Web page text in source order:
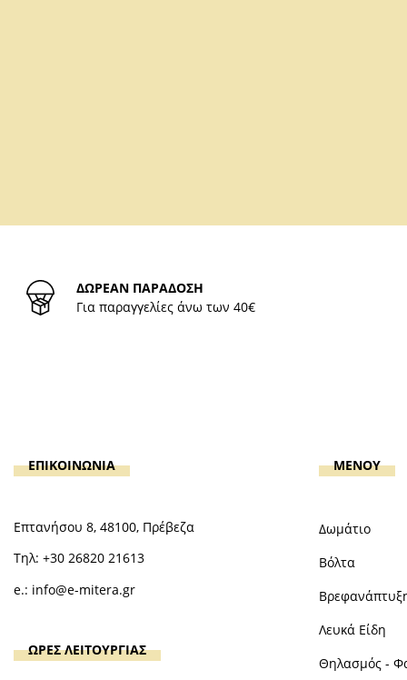
ΔΩΡΕΑΝ ΠΑΡΑΔΟΣΗ
Για παραγγελίες άνω των 40€
ΕΠΙΚΟΙΝΩΝΙΑ
Επτανήσου 8, 48100, Πρέβεζα
Τηλ: +30 26820 21613
e.: info@e-mitera.gr
ΩΡΕΣ ΛΕΙΤΟΥΡΓΙΑΣ
MENOY
Δωμάτιο
Βόλτα
Λευκά Είδη
Θηλασμός -